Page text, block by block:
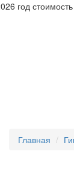
год
Главная